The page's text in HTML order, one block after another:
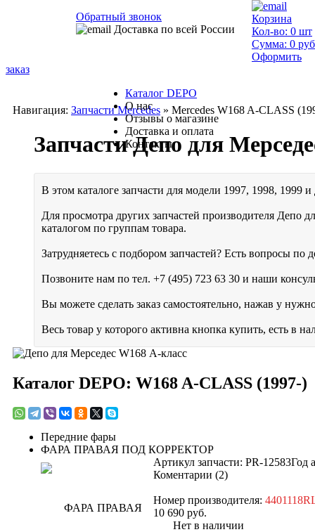
Навигация: Запчасти Mercedes » Mercedes W168 A-CLASS
Запчасти Депо для
В этом каталоге запчасти для модели 1997, 1998, 1999
Для просмотра других запчастей производителя Депо
каталогом по группам товара.
Затрудняетесь с подбором запчастей? Есть вопросы по
Позвоните нам по тел. +7 (495) 723 63 30 и наши
Вы можете сделать заказ самостоятельно, нажав у
Весь товар у которого активна кнопка купить, есть в
Каталог DEPO: W168 A-CLASS (1997-)
Передние фары
ФАРА ПРАВАЯ ПОД КОРРЕКТОР
Артикул запчасти: PR-12583Год
Коментарии (2)
Номер производителя:
10 690 руб.
Нет в наличии
Обратный звонок
Доставка по всей России
Корзина
Кол-во: 0 шт
Сумма: 0
Оформить
заказ
Каталог DEPO
О нас
Отзывы о магазине
Доставка и оплата
Контакты